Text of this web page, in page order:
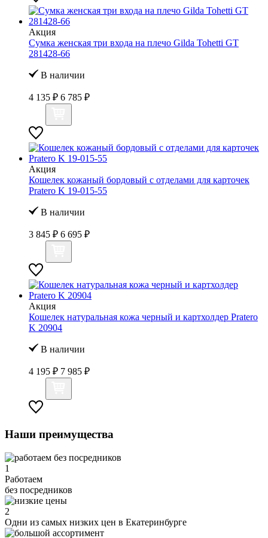
Акция
Сумка женская три входа на плечо Gilda Tohetti GT
281428-66
В наличии
4 135 ₽ 6 785 ₽
Акция
Кошелек кожаный бордовый с отделами для карточек
Pratero K 19-015-55
В наличии
3 845 ₽ 6 695 ₽
Акция
Кошелек натуральная кожа черный и картхолдер Pratero
K 20904
В наличии
4 195 ₽ 7 985 ₽
Наши преимущества
1
Работаем
без посредников
2
Одни из самых низких цен в Екатеринбурге